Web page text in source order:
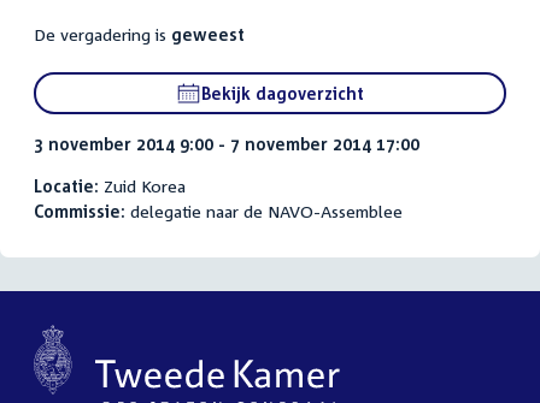
De vergadering is geweest
Bekijk dagoverzicht
3 november 2014 9:00 - 7 november 2014 17:00
Locatie: Zuid Korea
Commissie: delegatie naar de NAVO-Assemblee